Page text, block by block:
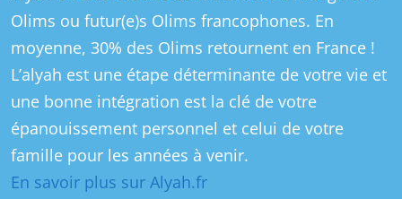
Olims ou futur(e)s Olims francophones. En
moyenne, 30% des Olims retournent en France !
L’alyah est une étape déterminante de votre vie et
une bonne intégration est la clé de votre
épanouissement personnel et celui de votre
famille pour les années à venir.
En savoir plus sur Alyah.fr